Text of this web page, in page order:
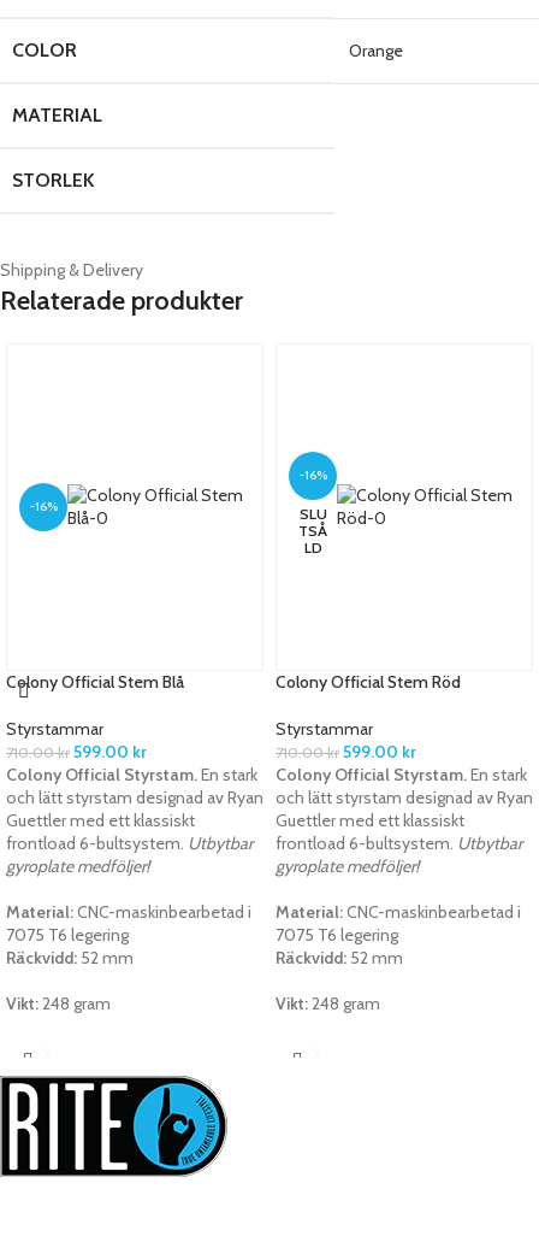
COLOR Orange
MATERIAL
STORLEK
Shipping & Delivery
Relaterade produkter
-16%
Colony Official Stem Blå
Styrstammar
710.00kr 599.00 kr
Colony Official Styrstam.En stark
och lätt styrstam designad av Ryan
Guettler med ett klassiskt
frontload 6-bultsystem. Utbytbar
gyroplate medföljer!
Material:CNC-maskinbearbetad i
7075 T6 legering
Räckvidd: 52 mm
Vikt:248 gram
-16%
SLU
TSÅ
LD
Colony Official Stem Röd
Styrstammar
710.00kr 599.00 kr
Colony Official Styrstam.En stark
och lätt styrstam designad av Ryan
Guettler med ett klassiskt
frontload 6-bultsystem. Utbytbar
gyroplate medföljer!
Material:CNC-maskinbearbetad i
7075 T6 legering
Räckvidd: 52 mm
Vikt:248 gram